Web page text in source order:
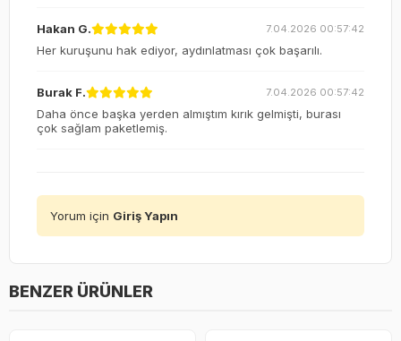
Hakan G. 7.04.2026 00:57:42
Her kuruşunu hak ediyor, aydınlatması çok başarılı.
Burak F. 7.04.2026 00:57:42
Daha önce başka yerden almıştım kırık gelmişti, burası
çok sağlam paketlemiş.
Yorum için Giriş Yapın
BENZER ÜRÜNLER